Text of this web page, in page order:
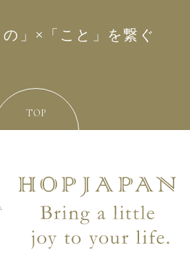
の」×「こと」を繋ぐ
TOP